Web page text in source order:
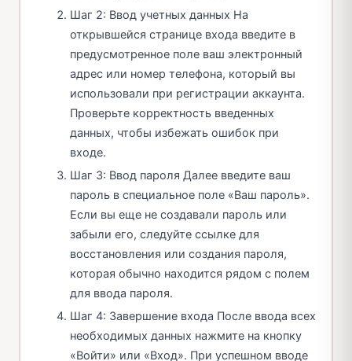
Шаг 2: Ввод учетных данных На
открывшейся странице входа введите в
предусмотренное поле ваш электронный
адрес или номер телефона, который вы
использовали при регистрации аккаунта.
Проверьте корректность введенных
данных, чтобы избежать ошибок при
входе.
Шаг 3: Ввод пароля Далее введите ваш
пароль в специальное поле «Ваш пароль».
Если вы еще не создавали пароль или
забыли его, следуйте ссылке для
восстановления или создания пароля,
которая обычно находится рядом с полем
для ввода пароля.
Шаг 4: Завершение входа После ввода всех
необходимых данных нажмите на кнопку
«Войти» или «Вход». При успешном вводе